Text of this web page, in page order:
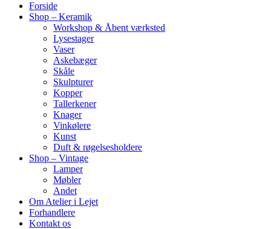
Forside
Shop – Keramik
Workshop & Åbent værksted
Lysestager
Vaser
Askebæger
Skåle
Skulpturer
Kopper
Tallerkener
Knager
Vinkølere
Kunst
Duft & røgelsesholdere
Shop – Vintage
Lamper
Møbler
Andet
Om Atelier i Lejet
Forhandlere
Kontakt os